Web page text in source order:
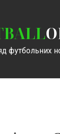
футбольних